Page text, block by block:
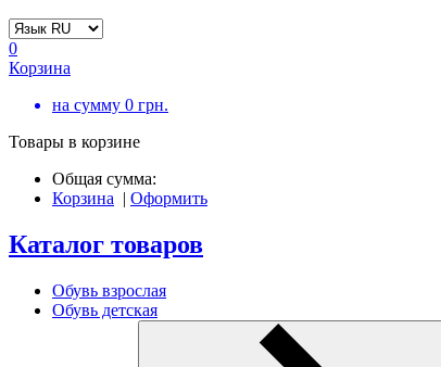
0
Корзина
на сумму 0 грн.
Товары в корзине
Общая сумма:
Корзина | Оформить
Каталог товаров
Обувь взрослая
Обувь детская